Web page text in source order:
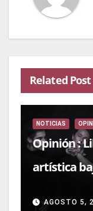
Related Post
NOTICIAS
Opinión :
artística
AGOSTO 5,